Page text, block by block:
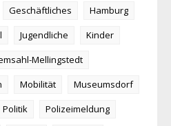
Geschäftliches
Hamburg
Jugendliche
Kinder
Mellingstedt
Mobilität
Museumsdorf
Politik
Polizeimeldung